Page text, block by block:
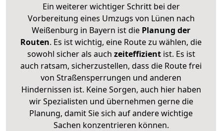
Ein weiterer wichtiger Schritt bei der
Vorbereitung eines Umzugs von Lünen nach
Weißenburg in Bayern ist die Planung der
Routen. Es ist wichtig, eine Route zu wählen, die
sowohl sicher als auch zeiteffizientist. Es ist
auch ratsam, sicherzustellen, dass die Route frei
von Straßensperrungen und anderen
Hindernissen ist. Keine Sorgen, auch hier haben
wir Spezialisten und übernehmen gerne die
Planung, damit Sie sich auf andere wichtige
Sachen konzentrieren können.